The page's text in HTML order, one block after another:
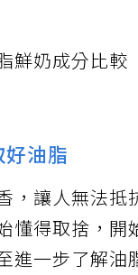
鮮奶成分比較
油脂
，讓人無法抵
懂得取捨，開
進一步了解油